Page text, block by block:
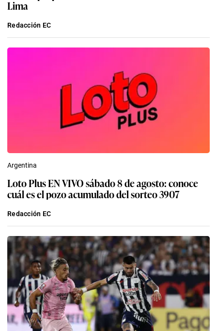
Lima
Redacción EC
Argentina
Loto Plus EN VIVO sábado 8 de agosto: conoce
cuál es el pozo acumulado del sorteo 3907
Redacción EC